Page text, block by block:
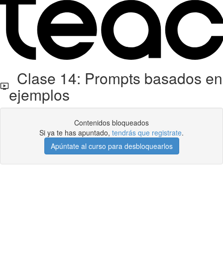
Clase 14: Prompts basados en
ejemplos
Contenidos bloqueados
Si ya te has apuntado, tendrás que registrate.
Apúntate al curso para desbloquearlos